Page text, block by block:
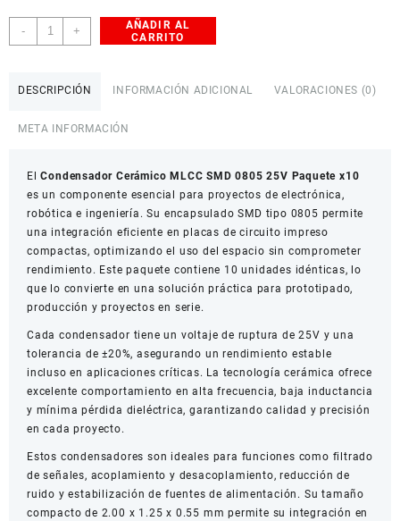
-
Condensador
Cerámico
cantidad
+
AÑADIR AL
CARRITO
DESCRIPCIÓN INFORMACIÓN ADICIONAL VALORACIONES (0)
META INFORMACIÓN
ElCondensador Cerámico MLCC SMD 0805 25V Paquete x10
es un componente esencial para proyectos de electrónica,
robótica e ingeniería. Su encapsulado SMD tipo 0805 permite
una integración eficiente en placas de circuito impreso
compactas, optimizando el uso del espacio sin comprometer
rendimiento. Este paquete contiene 10 unidades idénticas, lo
que lo convierte en una solución práctica para prototipado,
producción y proyectos en serie.
Cada condensador tiene un voltaje de ruptura de 25V y una
tolerancia de ±20%, asegurando un rendimiento estable
incluso en aplicaciones críticas. La tecnología cerámica ofrece
excelente comportamiento en alta frecuencia, baja inductancia
y mínima pérdida dieléctrica, garantizando calidad y precisión
en cada proyecto.
Estos condensadores son ideales para funciones como filtrado
de señales, acoplamiento y desacoplamiento, reducción de
ruido y estabilización de fuentes de alimentación. Su tamaño
compacto de 2.00 x 1.25 x 0.55 mm permite su integración en